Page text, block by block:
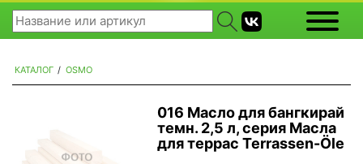
КАТАЛОГ / OSMO
016 Масло для бангкирай
темн. 2,5 л, серия Масла
для террас Terrassen-Öle